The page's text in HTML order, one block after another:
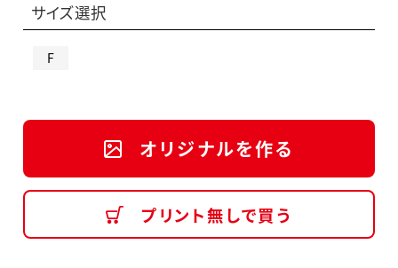
サイズ選択
F
オリジナルを作る
プリント無しで買う